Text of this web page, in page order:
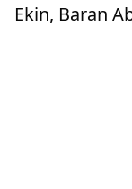
Ekin, Baran